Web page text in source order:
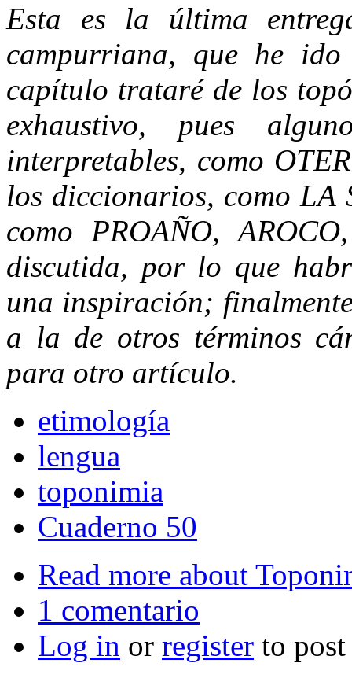
Esta es la última
campurriana, que he
capítulo trataré de los
exhaustivo, pues
interpretables, como
los diccionarios, como LA
como PROAÑO,
discutida, por lo que
una inspiración;
a la de otros términos
para otro artículo.
etimología
lengua
toponimia
Cuaderno 50
Read more about
1 comentario
Log in or register to